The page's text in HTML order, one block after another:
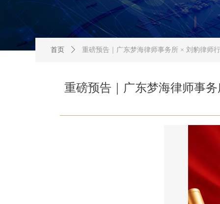
重磅预告｜广东梦海律师事
首页 ꄲ 重磅预告｜广东梦海律师事务所 × 刘豹律师